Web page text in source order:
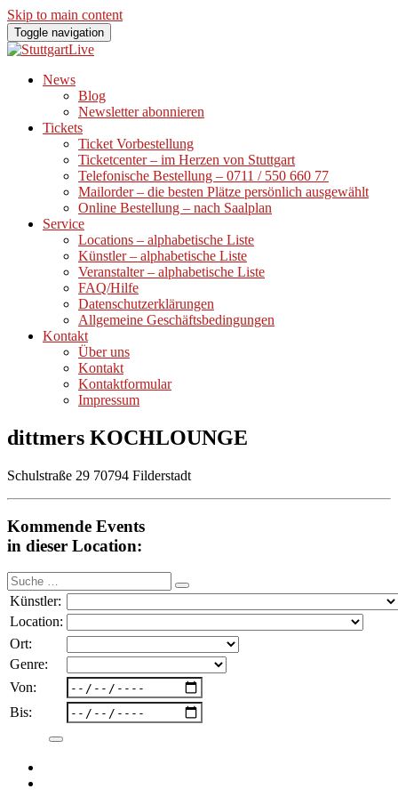
Skip to main content
Toggle navigation
News
Blog
Newsletter abonnieren
Tickets
Ticket Vorbestellung
Ticketcenter – im Herzen von Stuttgart
Telefonische Bestellung – 0711 / 550 660 77
Mailorder – die besten Plätze persönlich ausgewählt
Online Bestellung – nach Saalplan
Service
Locations – alphabetische Liste
Künstler – alphabetische Liste
Veranstalter – alphabetische Liste
FAQ/Hilfe
Datenschutzerklärungen
Allgemeine Geschäftsbedingungen
Kontakt
Über uns
Kontakt
Kontaktformular
Impressum
dittmers KOCHLOUNGE
Schulstraße 29 70794 Filderstadt
Kommende Events
in dieser Location:
Suche
nach:
Künstler:
Location:
Ort:
Genre:
Von:
Bis: